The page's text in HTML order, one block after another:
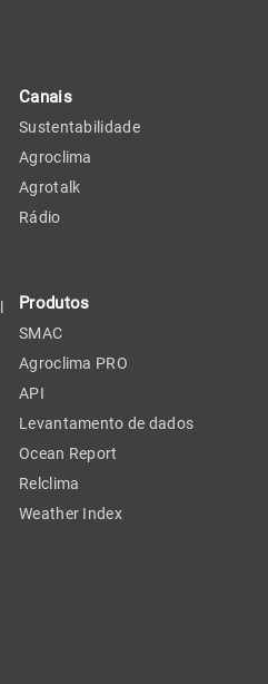
Canais
Sustentabilidade
Agroclima
Agrotalk
Rádio
Produtos
SMAC
Agroclima PRO
API
Levantamento de dados
Ocean Report
Relclima
Weather Index